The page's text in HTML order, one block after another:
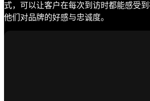
式，可以让客户在每次到访时都能感受
他们对品牌的好感与忠诚度。